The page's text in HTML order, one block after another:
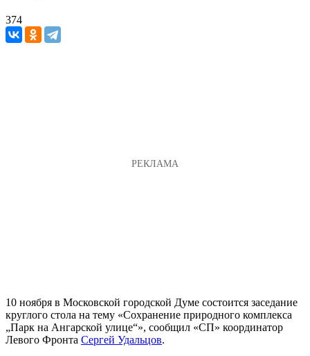
374
10 ноября в Московской городской Думе состоится заседание
круглого стола на тему «Сохранение природного комплекса
„Парк на Ангарской улице“», сообщил «СП» координатор
Левого Фронта Сергей Удальцов.